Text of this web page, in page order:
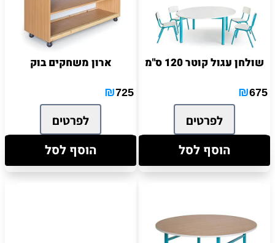
שולחן עגול קוטר 120 ס"מ
₪675
לפרטים
הוסף לסל
ארון משחקים בוק
₪725
לפרטים
הוסף לסל